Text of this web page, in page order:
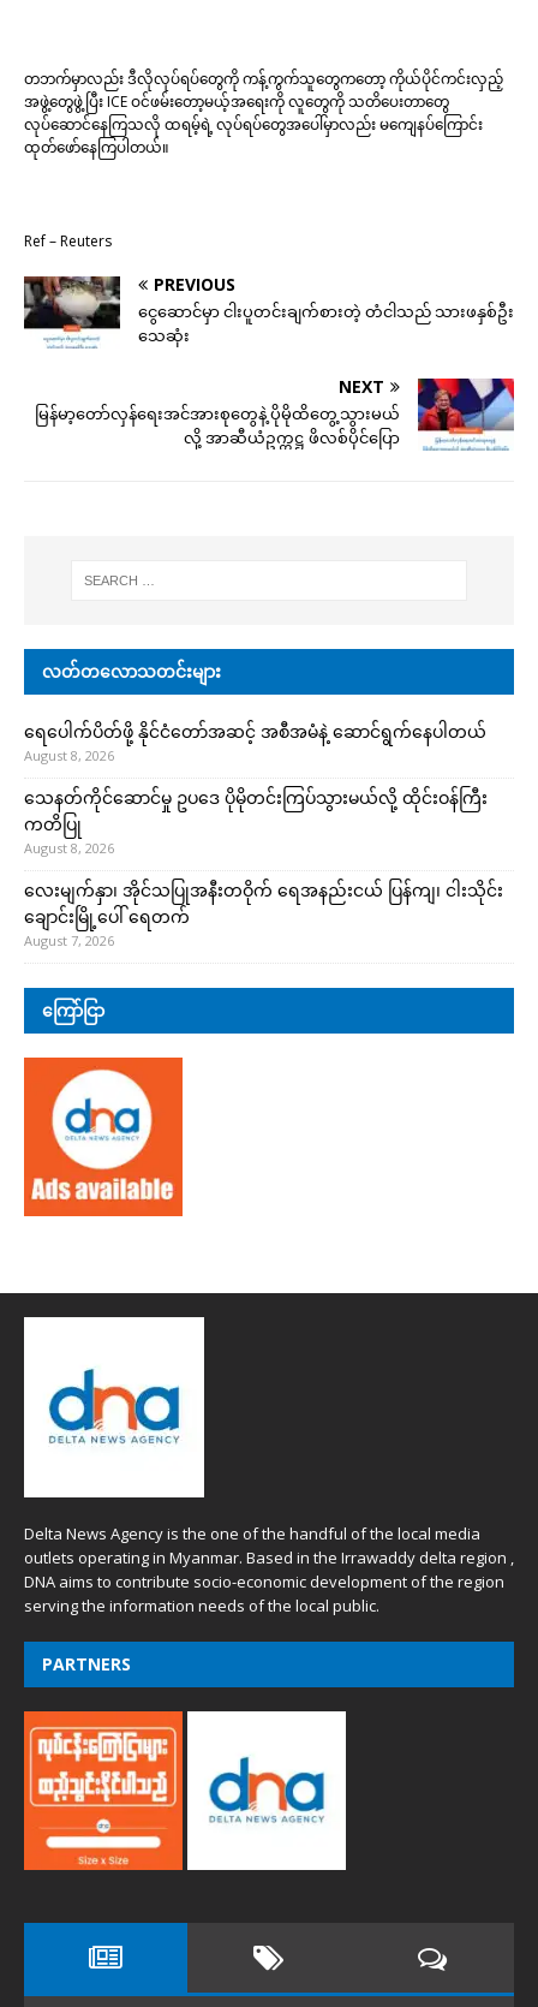
တဘက်မှာလည်း ဒီလိုလုပ်ရပ်တွေကို ကန့်ကွက်သူတွေကတော့ ကိုယ်ပိုင်ကင်းလှည့်
အဖွဲ့တွေဖွဲ့ပြီး ICE ဝင်ဖမ်းတော့မယ့်အရေးကို လူတွေကို သတိပေးတာတွေ
လုပ်ဆောင်နေကြသလို ထရမ့်ရဲ့ လုပ်ရပ်တွေအပေါ်မှာလည်း မကျေနပ်ကြောင်း
ထုတ်ဖော်နေကြပါတယ်။
Ref – Reuters
PREVIOUS
ငွေဆောင်မှာ ငါးပူတင်းချက်စားတဲ့ တံငါသည် သားဖနှစ်ဦး
သေဆုံး
NEXT
မြန်မာ့တော်လှန်ရေးအင်အားစုတွေနဲ့ ပိုမိုထိတွေ့သွားမယ်
လို့ အာဆီယံဥက္ကဋ္ဌ ဖိလစ်ပိုင်ပြော
လတ်တလောသတင်းများ
ရေပေါက်ပိတ်ဖို့ နိုင်ငံတော်အဆင့် အစီအမံနဲ့ ဆောင်ရွက်နေပါတယ်
August 8, 2026
သေနတ်ကိုင်ဆောင်မှု ဥပဒေ ပိုမိုတင်းကြပ်သွားမယ်လို့ ထိုင်းဝန်ကြီး
ကတိပြု
August 8, 2026
လေးမျက်နှာ၊ အိုင်သပြုအနီးတဝိုက် ရေအနည်းငယ် ပြန်ကျ၊ ငါးသိုင်း
ချောင်းမြို့ပေါ် ရေတက်
August 7, 2026
ကြော်ငြာ
Delta News Agency is the one of the handful of the local media
outlets operating in Myanmar. Based in the Irrawaddy delta region ,
DNA aims to contribute socio-economic development of the region
serving the information needs of the local public.
PARTNERS